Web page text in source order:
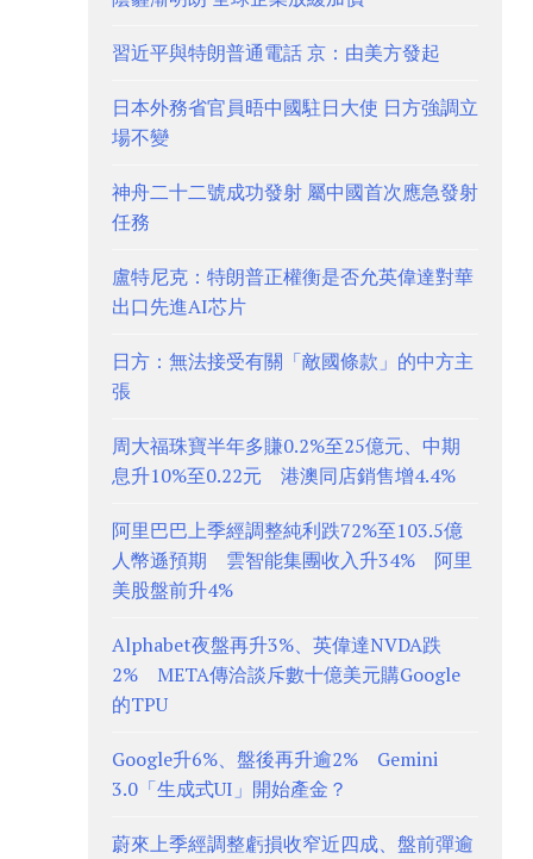
習近平與特朗普通電話 京：由美方發起
日本外務省官員晤中國駐日大使 日方強調立
場不變
神舟二十二號成功發射 屬中國首次應急發射
任務
盧特尼克：特朗普正權衡是否允英偉達對華
出口先進AI芯片
日方：無法接受有關「敵國條款」的中方主
張
周大福珠寶半年多賺0.2%至25億元、中期
息升10%至0.22元 港澳同店銷售增4.4%
阿里巴巴上季經調整純利跌72%至103.5億
人幣遜預期 雲智能集團收入升34% 阿里
美股盤前升4%
Alphabet夜盤再升3%、英偉達NVDA跌
2% META傳洽談斥數十億美元購Google
的TPU
Google升6%、盤後再升逾2% Gemini
3.0「生成式UI」開始產金？
蔚來上季經調整虧損收窄近四成、盤前彈逾